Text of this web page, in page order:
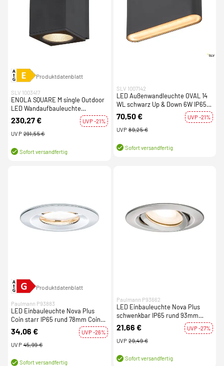
Produktdatenblatt
SLV 1003417
ENOLA SQUARE M single Outdoor
LED Wandaufbauleuchte
anthrazit CCT 3000/4000K
230,27 €
UVP -21%
UVP 291,55 €
Sofort versandfertig
SLV 1007142
LED Außenwandleuchte OVAL 14
WL schwarz Up & Down 6W IP65
CCT 2700/3000K
70,50 €
UVP -21%
UVP 89,25 €
Sofort versandfertig
Produktdatenblatt
Paulmann P93883
LED Einbauleuchte Nova Plus
Coin starr IP65 rund 78mm Coin
6W 470lm 230V dimmbar 2700K
Chrom
34,06 €
UVP -26%
UVP 45,99 €
Sofort versandfertig
Paulmann P93662
LED Einbauleuchte Nova Plus
schwenkbar IP65 rund 93mm
GU5,3 / GU10 dimmbar Eisen
gebürstet
21,66 €
UVP -27%
UVP 29,49 €
Sofort versandfertig